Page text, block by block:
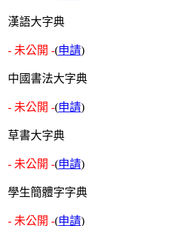
漢語大字典
- 未公開 -(申請)
中國書法大字典
- 未公開 -(申請)
草書大字典
- 未公開 -(申請)
學生簡體字字典
- 未公開 -(申請)